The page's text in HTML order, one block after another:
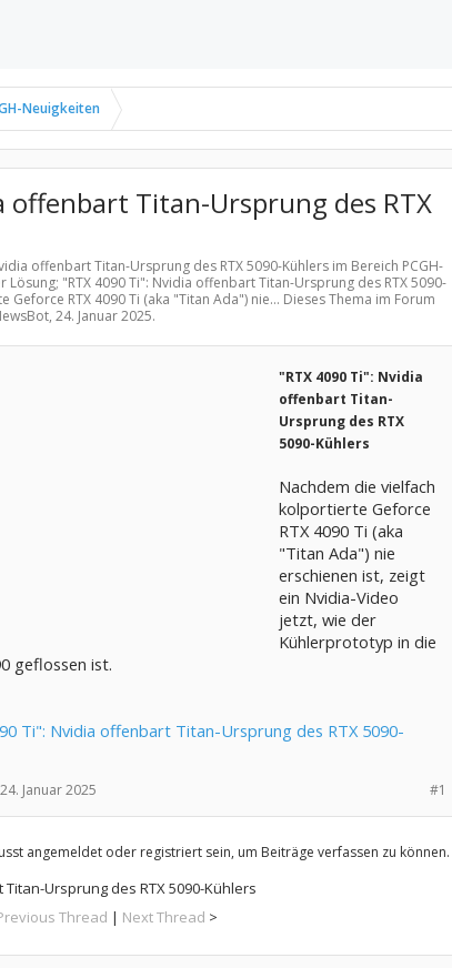
Neuigkeiten
offenbart Titan-Ursprung des RTX
offenbart Titan-Ursprung des RTX 5090-Kühlers im Bereich PCGH-
Lösung; "RTX 4090 Ti": Nvidia offenbart Titan-Ursprung des RTX 5090-
RTX 4090 Ti (aka "Titan Ada") nie... Dieses Thema im Forum
24. Januar 2025.
"RTX 4090 Ti": Nvidia
offenbart Titan-
Ursprung des RTX
5090-Kühlers
Nachdem die vielfach
kolportierte Geforce
RTX 4090 Ti (aka
"Titan Ada") nie
erschienen ist, zeigt
ein Nvidia-Video
jetzt, wie der
Kühlerprototyp in die
geflossen ist.
Ti": Nvidia offenbart Titan-Ursprung des RTX 5090-
#1
24. Januar 2025
angemeldet oder registriert sein, um Beiträge verfassen zu können.
Ursprung des RTX 5090-Kühlers
Thread | Next Thread >